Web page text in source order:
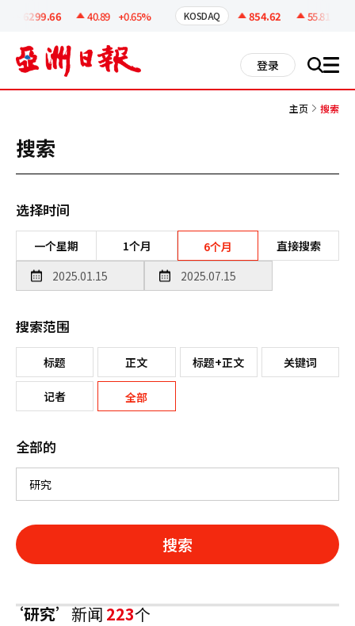
6299.66 40.89 +0.65% KOSDAQ 854.62 55.81
登录 搜 all
主页 搜索
搜索
选择时间
一个星期 1个月 6个月 直接搜索
搜索范围
标题 正文 标题+正文 关键词
记者 全部
全部的
搜索
‘研究’新闻223个